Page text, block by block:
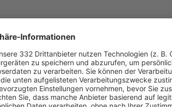
UNSERE NEUIGKEITEN FÜR DICH
ALLE NEWS